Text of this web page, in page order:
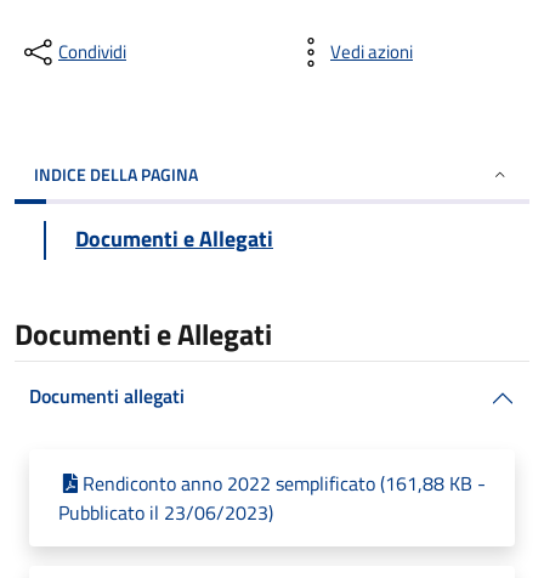
Condividi Vedi azioni
INDICE DELLA PAGINA
Documenti e Allegati
Documenti e Allegati
Documenti allegati
Rendiconto anno 2022 semplificato (161,88 KB -
Pubblicato il 23/06/2023)